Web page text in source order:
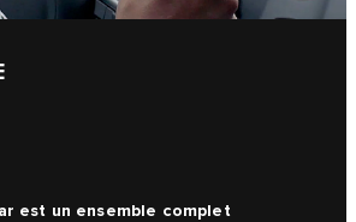
est un ensemble complet